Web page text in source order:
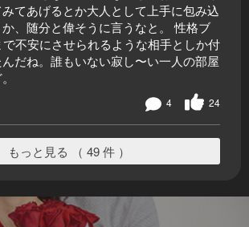
てあげるとか大人として上手に包み込
、随分と偉そうに言うなと。 性格ブ
不安にさせられるような相手としか付
だね。誰もいない寂し〜い一人の部屋
24
4
もっと見る （ 49 件 ）